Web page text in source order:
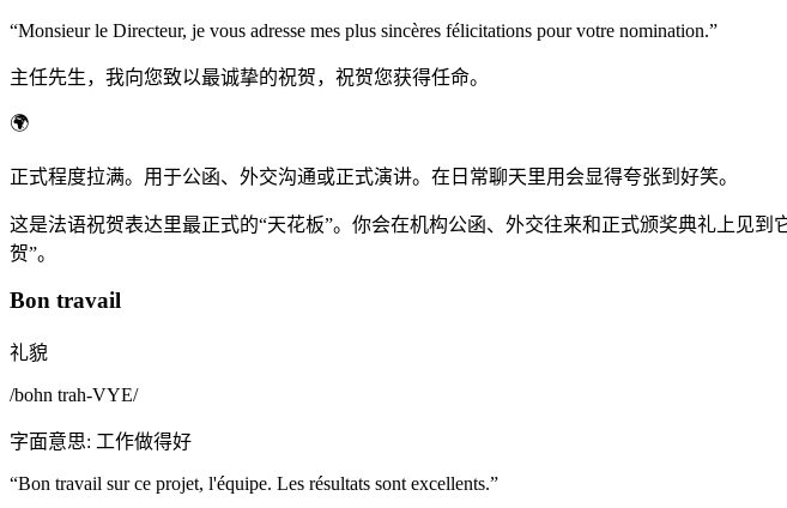
“Monsieur le Directeur, je vous adresse mes plus sincères félicitations pour votre nomination.”
主任先生，我向您致以最诚挚的祝贺，祝贺您获得任命。
🌍
正式程度拉满。用于公函、外交沟通或正式演讲。在日常聊天里用会显得夸张到好笑。
这是法语祝贺表达里最正式的“天花板”。你会在机构公函、外交往来和正式颁奖典礼上见
贺”。
Bon travail
礼貌
/bohn trah-VYE/
字面意思: 工作做得好
“Bon travail sur ce projet, l'équipe. Les résultats sont excellents.”